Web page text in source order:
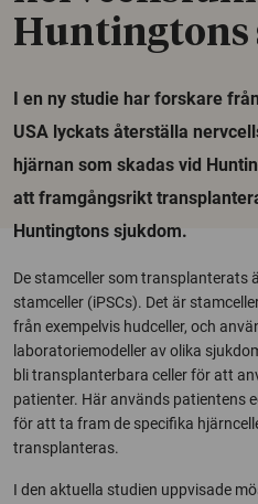
Huntingtons
I en ny studie har forskare
USA lyckats återställa
hjärnan som skadas vid
att framgångsrikt
Huntingtons sjukdom.
De stamceller som transplanterats
stamceller (iPSCs). Det är
från exempelvis hudceller, och
laboratoriemodeller av olika
bli transplanterbara celler för att
patienter. Här används patientens
för att ta fram de specifika
transplanteras.
I den aktuella studien uppvisade